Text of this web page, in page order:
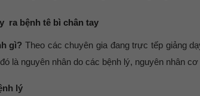
ra bệnh tê bì chân tay
gì? Theo các chuyên gia đang trực tếp giảng
là nguyên nhân do các bệnh lý, nguyên nhân
lý